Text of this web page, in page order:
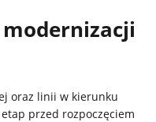
oraz linii w kierunku
przed rozpoczęciem